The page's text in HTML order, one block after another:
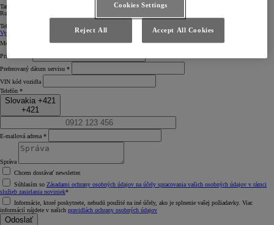
Tatranská cesta 66
Ružomberok
Tel:
Vyberte svojho predajcu *
Meno *
Priezvisko *
Preferovaný dátum servisu *
VIN kód vozidla
Telefón *
Slovakia +421
+421
E‑mailová adresa *
Správa
Chcem dostávať newsletter.
Súhlasím so Zásadami ochrany osobných údajov na účely spracovania vašich osobných údajov v rámci
služieb zasielania noviniek*
Informácie, ktoré poskytnete, nebudú použité na iné účely, ako je splnenie vašej požiadavky. Viac
informácií nájdete v našich pravidlách ochrany osobných údajov
Odoslať
Cookies Settings
Reject All Accept All Cookies